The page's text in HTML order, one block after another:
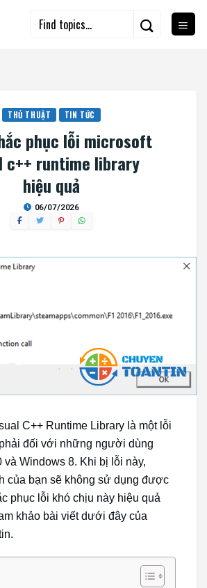
THỦ THUẬT TIN TỨC
phục lỗi microsoft
c++ runtime library
hiệu quả
06/07/2026
C++ Runtime Library là một lỗi
đối với những người dùng
và Windows 8. Khi bị lỗi này,
của bạn sẽ không sử dụng được
phục lỗi khó chịu này hiệu quả
khảo bài viết dưới đây của